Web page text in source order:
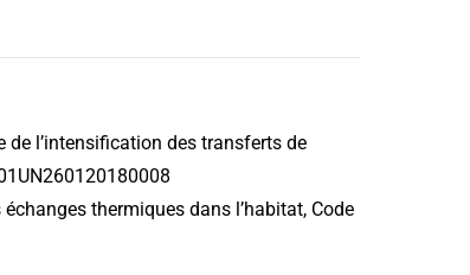
de l’intensification des transferts de
thermiques dans l’habitat, Code